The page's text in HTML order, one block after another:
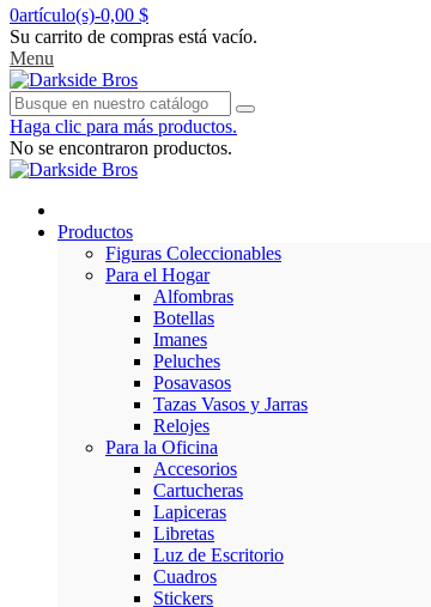
0artículo(s)-0,00 $
Su carrito de compras está vacío.
Menu
Haga clic para más productos.
No se encontraron productos.
Productos
Figuras Coleccionables
Para el Hogar
Alfombras
Botellas
Imanes
Peluches
Posavasos
Tazas Vasos y Jarras
Relojes
Para la Oficina
Accesorios
Cartucheras
Lapiceras
Libretas
Luz de Escritorio
Cuadros
Stickers